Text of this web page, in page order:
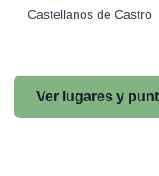
Castellanos de Castro
Ver lugares y